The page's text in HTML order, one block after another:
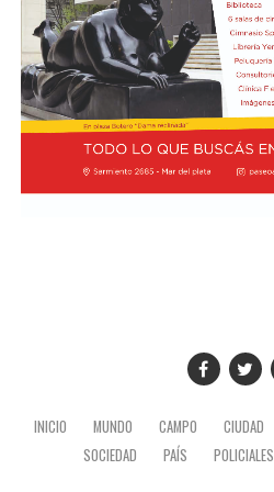
INICIO MUNDO CAMPO CIUDAD
SOCIEDAD
PAÍS POLICIALES